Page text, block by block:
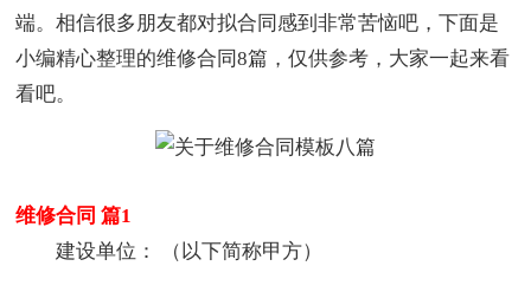
端。相信很多朋友都对拟合同感到非常苦恼吧，下面是
小编精心整理的维修合同8篇，仅供参考，大家一起来看
看吧。
维修合同 篇1
建设单位： （以下简称甲方）